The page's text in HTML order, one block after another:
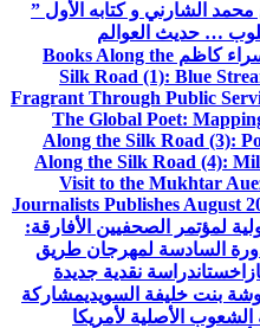
الشارني و كتابه الأول ”
… حديث العوالم
كاظم Books Along the
Silk Road (1): Blue
Fragrant Through Public
The Global Poet:
Along the Silk Road (3):
Along the Silk Road (4):
Visit to the Mukhtar
Journalists Publishes August
لمؤتمر الصحفيين الأفارقة:
السادسة لمهرجان طريق
دراسة نقدية جديدة
بنت خليفة السويديمشاركة
الأصلية لأمريكا